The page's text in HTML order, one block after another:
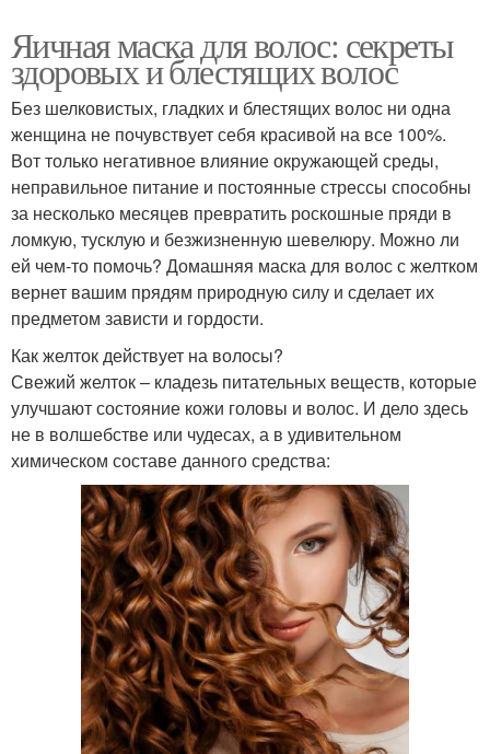
Яичная маска для волос: секреты
здоровых и блестящих волос
Без шелковистых, гладких и блестящих волос ни одна
женщина не почувствует себя красивой на все 100%.
Вот только негативное влияние окружающей среды,
неправильное питание и постоянные стрессы способны
за несколько месяцев превратить роскошные пряди в
ломкую, тусклую и безжизненную шевелюру. Можно ли
ей чем-то помочь? Домашняя маска для волос с желтком
вернет вашим прядям природную силу и сделает их
предметом зависти и гордости.
Как желток действует на волосы?
Свежий желток – кладезь питательных веществ, которые
улучшают состояние кожи головы и волос. И дело здесь
не в волшебстве или чудесах, а в удивительном
химическом составе данного средства: